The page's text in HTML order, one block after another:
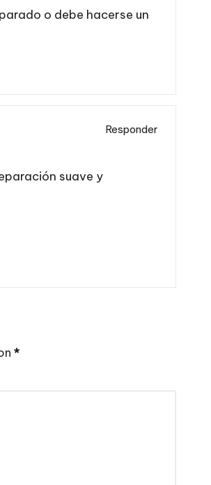
o debe hacerse un
Responder
suave y
*